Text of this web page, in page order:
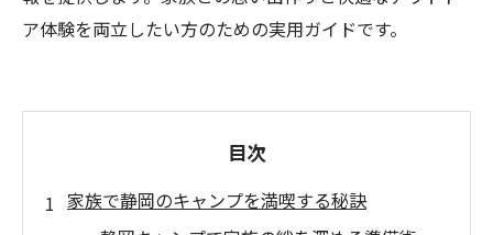
ア体験を両立したい方のための実用ガイドです。
目次
家族で静岡のキャンプを満喫する秘訣